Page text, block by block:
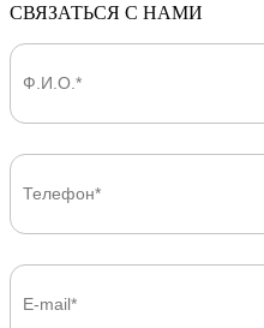
СВЯЗАТЬСЯ С НАМИ